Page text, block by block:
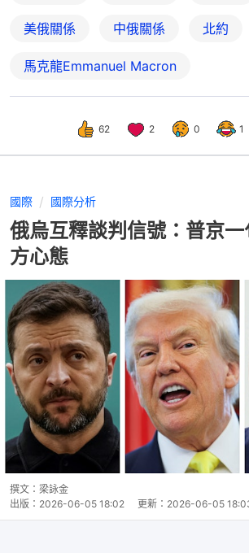
美俄關係 中俄關係 北約
馬克龍Emmanuel Macron
62 2 0 1
國際 國際分析
俄烏互釋談判信號：普京
方心態
撰文： 梁詠金
出版： 2026-06-05 18:02 更新： 2026-06-05